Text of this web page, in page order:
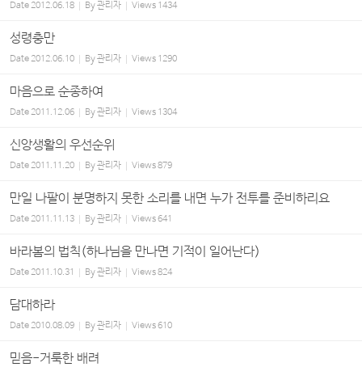
Date2012.06.18 By관리자 Views 1434
성령충만
Date2012.06.10 By관리자 Views 1290
마음으로 순종하여
Date2011.12.06 By관리자 Views 1304
신앙생활의 우선순위
Date2011.11.20 By관리자 Views879
만일 나팔이 분명하지 못한 소리를 내면 누가 전투를 준비하리요
Date2011.11.13 By관리자 Views641
바라봄의 법칙(하나님을 만나면 기적이 일어난다)
Date2011.10.31 By관리자 Views824
담대하라
Date2010.08.09 By관리자 Views610
믿음-거룩한 배려